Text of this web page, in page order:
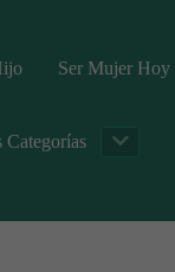
Ser Mujer Hoy
Categorías